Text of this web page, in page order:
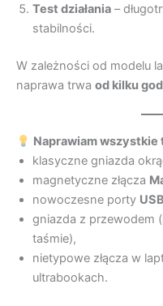
Test działania –
stabilności.
W zależności od modelu
naprawa trwa od kilku
Naprawiam wszystkie
klasyczne gniazda
magnetyczne złącza
nowoczesne porty
gniazda z przewodem
taśmie),
nietypowe złącza w
ultrabookach.